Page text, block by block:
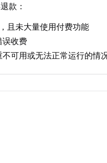
款：
且未大量使用付费功能
误收费
可用或无法正常运行的情